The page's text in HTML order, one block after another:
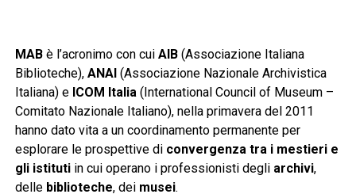
MAB è l’acronimo con cui AIB (Associazione Italiana
Biblioteche), ANAI (Associazione Nazionale Archivistica
Italiana) e ICOM Italia(International Council of Museum –
Comitato Nazionale Italiano), nella primavera del 2011
hanno dato vita a un coordinamento permanente per
esplorare le prospettive di convergenza tra i mestieri e
gli istitutiin cui operano i professionisti degli archivi,
delle biblioteche, dei musei.